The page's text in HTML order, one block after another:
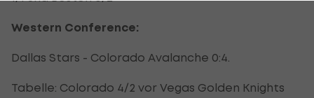
Western Conference:
Dallas Stars - Colorado Avalanche 0:4.
Tabelle: Colorado 4/2 vor Vegas Golden Knights